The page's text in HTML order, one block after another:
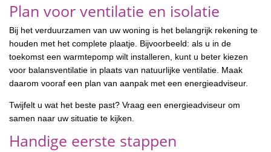
Plan voor ventilatie en isolatie
Bij het verduurzamen van uw woning is het belangrijk rekening te
houden met het complete plaatje. Bijvoorbeeld: als u in de
toekomst een warmtepomp wilt installeren, kunt u beter kiezen
voor balansventilatie in plaats van natuurlijke ventilatie. Maak
daarom vooraf een plan van aanpak met een energieadviseur.
Twijfelt u wat het beste past? Vraag een energieadviseur om
samen naar uw situatie te kijken.
Handige eerste stappen